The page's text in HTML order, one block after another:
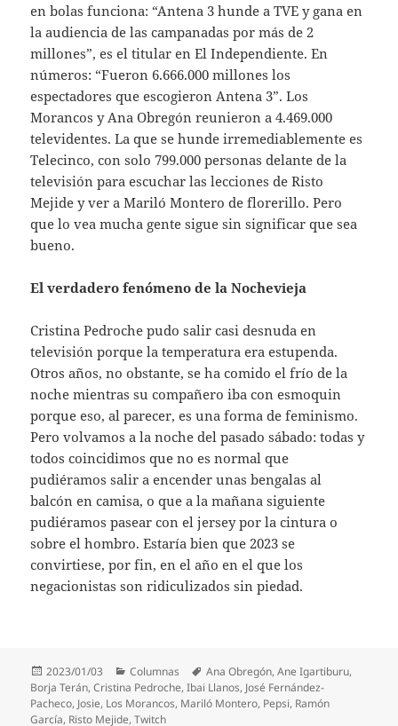
en bolas funciona: “Antena 3 hunde a TVE y gana en
la audiencia de las campanadas por más de 2
millones”, es el titular en El Independiente. En
números: “Fueron 6.666.000 millones los
espectadores que escogieron Antena 3”. Los
Morancos y Ana Obregón reunieron a 4.469.000
televidentes. La que se hunde irremediablemente es
Telecinco, con solo 799.000 personas delante de la
televisión para escuchar las lecciones de Risto
Mejide y ver a Mariló Montero de florerillo. Pero
que lo vea mucha gente sigue sin significar que sea
bueno.
El verdadero fenómeno de la Nochevieja
Cristina Pedroche pudo salir casi desnuda en
televisión porque la temperatura era estupenda.
Otros años, no obstante, se ha comido el frío de la
noche mientras su compañero iba con esmoquin
porque eso, al parecer, es una forma de feminismo.
Pero volvamos a la noche del pasado sábado: todas y
todos coincidimos que no es normal que
pudiéramos salir a encender unas bengalas al
balcón en camisa, o que a la mañana siguiente
pudiéramos pasear con el jersey por la cintura o
sobre el hombro. Estaría bien que 2023 se
convirtiese, por fin, en el año en el que los
negacionistas son ridiculizados sin piedad.
Publicado
el
2023/01/03 Categorías
Columnas Etiquetas
Ana Obregón,Ane Igartiburu,
Borja Terán,Cristina Pedroche,Ibai Llanos, José Fernández-
Pacheco, Josie, Los Morancos, Mariló Montero, Pepsi, Ramón
García, Risto Mejide,Twitch